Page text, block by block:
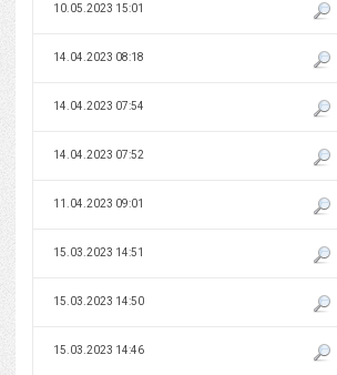
10.05.2023 15:01
14.04.2023 08:18
14.04.2023 07:54
14.04.2023 07:52
11.04.2023 09:01
15.03.2023 14:51
15.03.2023 14:50
15.03.2023 14:46